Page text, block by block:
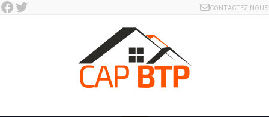
Skip
Facebook Twitter CONTACTEZ-NOUS